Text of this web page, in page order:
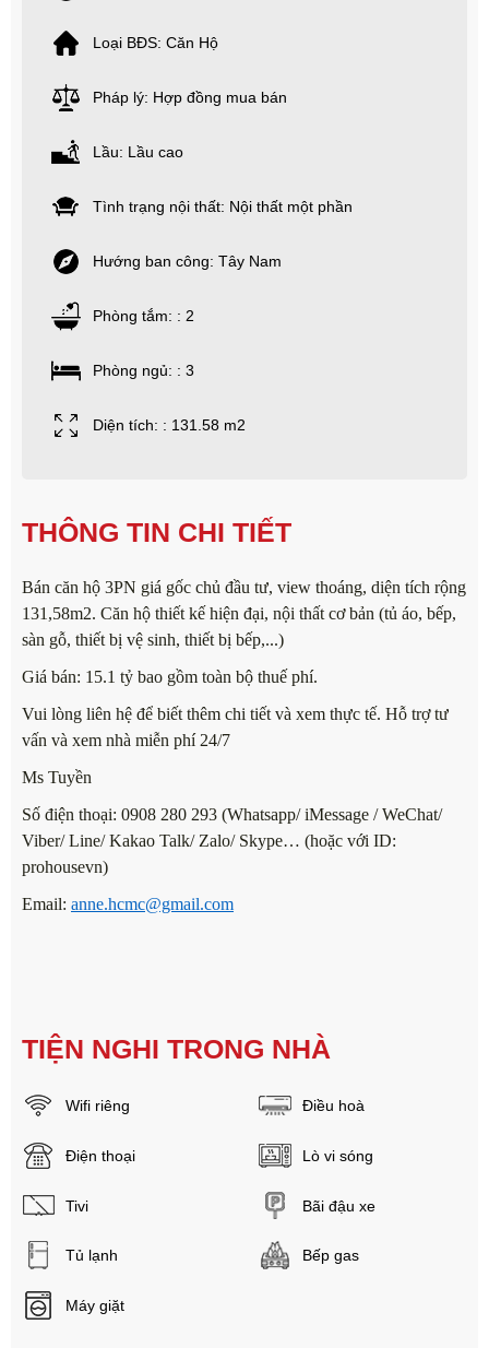
Loại BĐS: Căn Hộ
Pháp lý: Hợp đồng mua bán
Lầu: Lầu cao
Tình trạng nội thất: Nội thất một phần
Hướng ban công: Tây Nam
Phòng tắm: : 2
Phòng ngủ: : 3
Diện tích: : 131.58 m2
THÔNG TIN CHI TIẾT
Bán căn hộ 3PN giá gốc chủ đầu tư, view thoáng, diện tích rộng
131,58m2. Căn hộ thiết kế hiện đại, nội thất cơ bản (tủ áo, bếp,
sàn gỗ, thiết bị vệ sinh, thiết bị bếp,...)
Giá bán: 15.1 tỷ bao gồm toàn bộ thuế phí.
Vui lòng liên hệ để biết thêm chi tiết và xem thực tế. Hỗ trợ tư
vấn và xem nhà miễn phí 24/7
Ms Tuyền
Số điện thoại: 0908 280 293 (Whatsapp/ iMessage / WeChat/
Viber/ Line/ Kakao Talk/ Zalo/ Skype… (hoặc với ID:
prohousevn)
Email: anne.hcmc@gmail.com
TIỆN NGHI TRONG NHÀ
Wifi riêng Điều hoà
Điện thoại Lò vi sóng
Tivi Bãi đậu xe
Tủ lạnh Bếp gas
Máy giặt